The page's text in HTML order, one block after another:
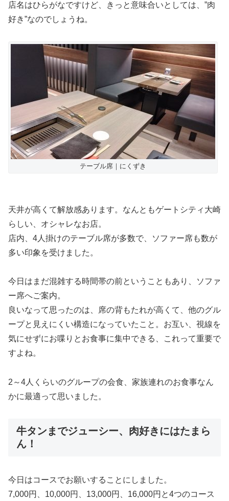
店名はひらがなですけど、きっと意味合いとしては、”肉
好き”なのでしょうね。
テーブル席｜にくずき
天井が高くて解放感あります。なんともゲートシティ大崎
らしい、オシャレなお店。
店内、4人掛けのテーブル席が多数で、ソファー席も数が
多い印象を受けました。
今日はまだ混雑する時間帯の前ということもあり、ソファ
ー席へご案内。
良いなって思ったのは、席の背もたれが高くて、他のグル
ープと見えにくい構造になっていたこと。お互い、視線を
気にせずにお喋りとお食事に集中できる、これって重要で
すよね。
2～4人くらいのグループの会食、家族連れのお食事なん
かに最適って思いました。
牛タンまでジューシー、肉好きにはたまら
ん！
今日はコースでお願いすることにしました。
7,000円、10,000円、13,000円、16,000円と4つのコース